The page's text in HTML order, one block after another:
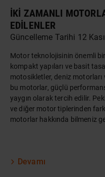
İKI ZAMANLI
EDILENLER
Güncelleme Tarihi 12
Motor teknolojisinin önemli
kompakt yapıları ve basit
motosikletler, deniz motorları
bu motorlar, güçlü
yaygın olarak tercih edilir.
ve diğer motor tiplerinden
motorlar hakkında bilmeniz
Devamı